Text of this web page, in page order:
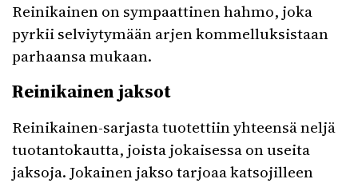
Reinikainen on sympaattinen hahmo, joka
pyrkii selviytymään arjen kommelluksistaan
parhaansa mukaan.
Reinikainen jaksot
Reinikainen-sarjasta tuotettiin yhteensä neljä
tuotantokautta, joista jokaisessa on useita
jaksoja. Jokainen jakso tarjoaa katsojilleen